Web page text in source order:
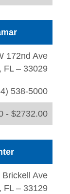
172nd Ave
FL – 33029
538-5000
- $2732.00
Brickell Ave
FL – 33129